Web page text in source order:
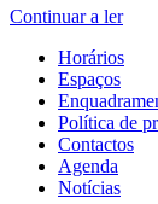
Continuar a ler
Horários
Espaços
Política de
Contactos
Agenda
Notícias